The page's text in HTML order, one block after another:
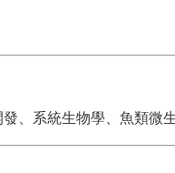
、系統生物學、魚類微